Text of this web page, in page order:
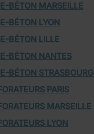
BÉTON MARSEILLE
BÉTON LYON
BÉTON LILLE
BÉTON NANTES
BÉTON STRASBOURG
PARIS
MARSEILLE
LYON